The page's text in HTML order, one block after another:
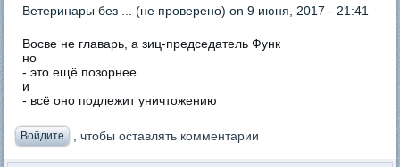
Ветеринары без ... (не проверено) on 9 июня, 2017 - 21:41
Восве не главарь, а зиц-председатель Функ
но
- это ещё позорнее
и
- всё оно подлежит уничтожению
Войдите , чтобы оставлять комментарии